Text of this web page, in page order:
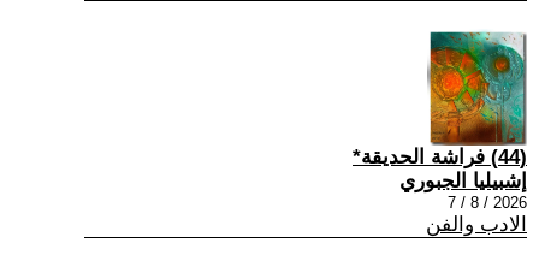
(44) فراشة الحديقة*
إشبيليا الجبوري
2026 / 8 / 7
الادب والفن